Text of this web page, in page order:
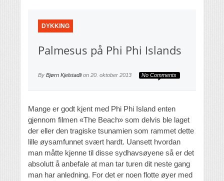
DYKKING
Palmesus på Phi Phi Islands
By Bjørn Kjelstadlion 20. oktober 2013 No Comments
Mange er godt kjent med Phi Phi Island enten
gjennom filmen «The Beach» som delvis ble laget
der eller den tragiske tsunamien som rammet dette
lille øysamfunnet svært hardt. Uansett hvordan
man måtte kjenne til disse sydhavsøyene så er det
absolutt å anbefale at man tar turen dit neste gang
man har anledning. For det er noen flotte øyer med